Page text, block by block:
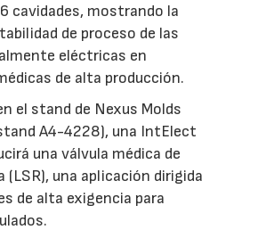
cavidades, mostrando la
de proceso de las
eléctricas en
de alta producción.
el stand de Nexus Molds
A4-4228), una IntElect
una válvula médica de
(LSR), una aplicación dirigida
de alta exigencia para